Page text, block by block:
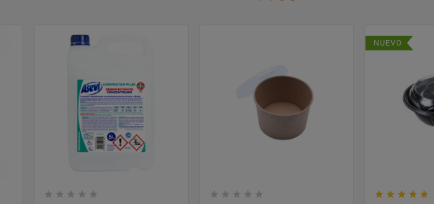
         
NUEVO
    